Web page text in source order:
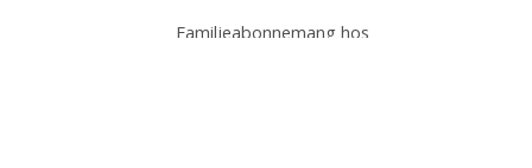
tillgång till abonnemangets förmåner,
Familjeabonnemang hos